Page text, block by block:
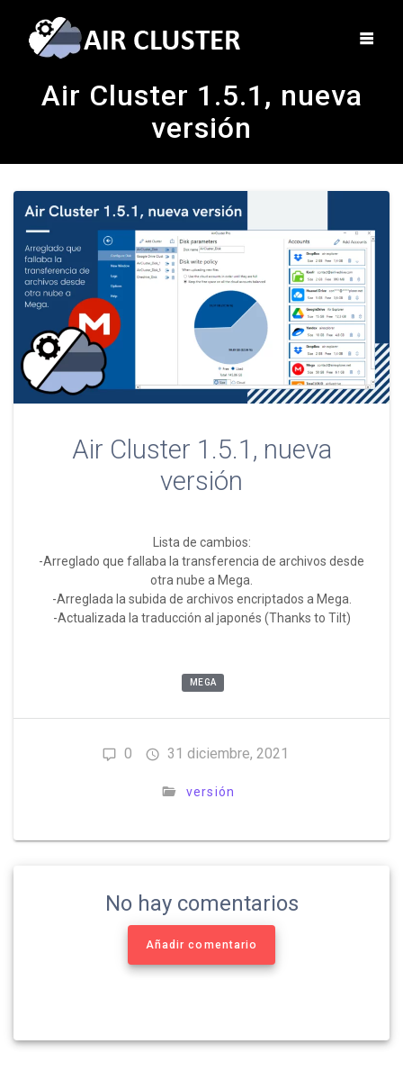
Air Cluster 1.5.1, nueva
versión
Air Cluster 1.5.1, nueva
versión
Lista de cambios:
-Arreglado que fallaba la transferencia de archivos desde
otra nube a Mega.
-Arreglada la subida de archivos encriptados a Mega.
-Actualizada la traducción al japonés (Thanks to Tilt)
MEGA
0 31 diciembre, 2021
versión
No hay comentarios
Añadir comentario